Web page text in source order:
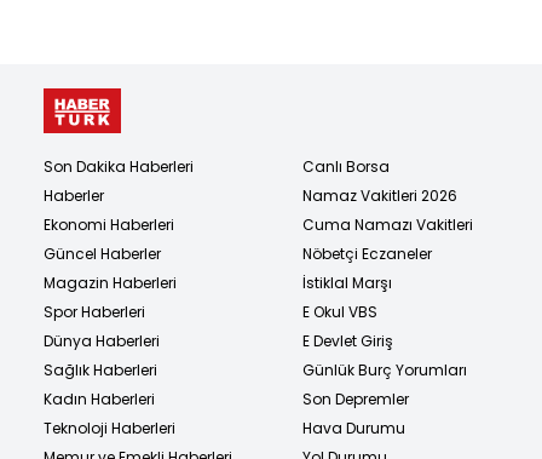
Son Dakika Haberleri
Haberler
Ekonomi Haberleri
Güncel Haberler
Magazin Haberleri
Spor Haberleri
Dünya Haberleri
Sağlık Haberleri
Kadın Haberleri
Teknoloji Haberleri
Canlı Borsa
Namaz Vakitleri 2026
Cuma Namazı Vakitleri
Nöbetçi Eczaneler
İstiklal Marşı
E Okul VBS
E Devlet Giriş
Günlük Burç Yorumları
Son Depremler
Hava Durumu